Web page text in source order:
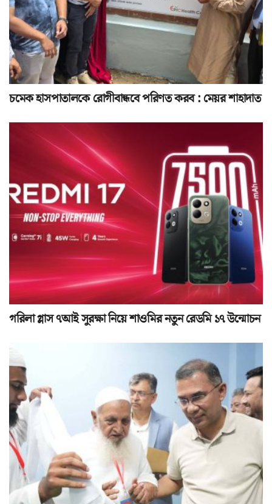
চমেক হাসপাতালকে রোগীবান্ধবে পরিণত করব : মেয়র শাহাদাত
গরিলা গ্লাস ৭আই সুরক্ষা নিয়ে শাওমির নতুন রেডমি ১৭ উন্মোচন